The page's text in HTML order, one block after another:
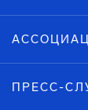
ПРЕСС-